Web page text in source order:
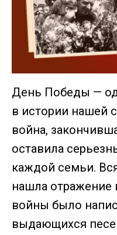
День Победы —
в истории нашей
война,
оставила
каждой семьи.
нашла отражение
войны было
выдающихся